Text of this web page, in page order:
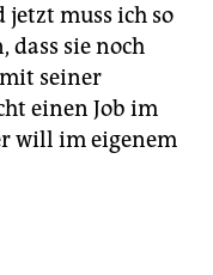
muss ich so
dass sie noch
seiner
einen Job im
will im eigenem